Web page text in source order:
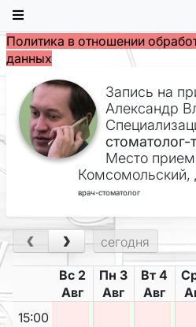
Политика в отношении
данных
Запись на
Александр
стоматолог-
Место
Комсомольский,
врач-стоматолог
‹ › сегодня
Вс 2
Авг
Пн 3
Авг
Вт 4
Авг
15:00